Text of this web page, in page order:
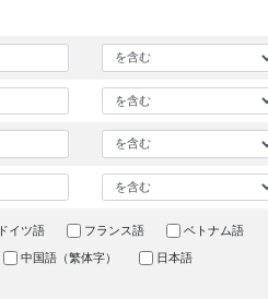
ドイツ語 フランス語
ベトナム語
中国語（繁体字）
日本語